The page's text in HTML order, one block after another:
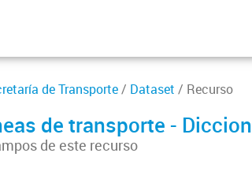
de Transporte/ Dataset / Recurso
de transporte -
de este recurso